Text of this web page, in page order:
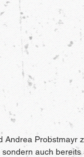
Andrea Probstmayr
auch